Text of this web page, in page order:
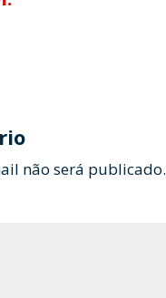
não será publicado.